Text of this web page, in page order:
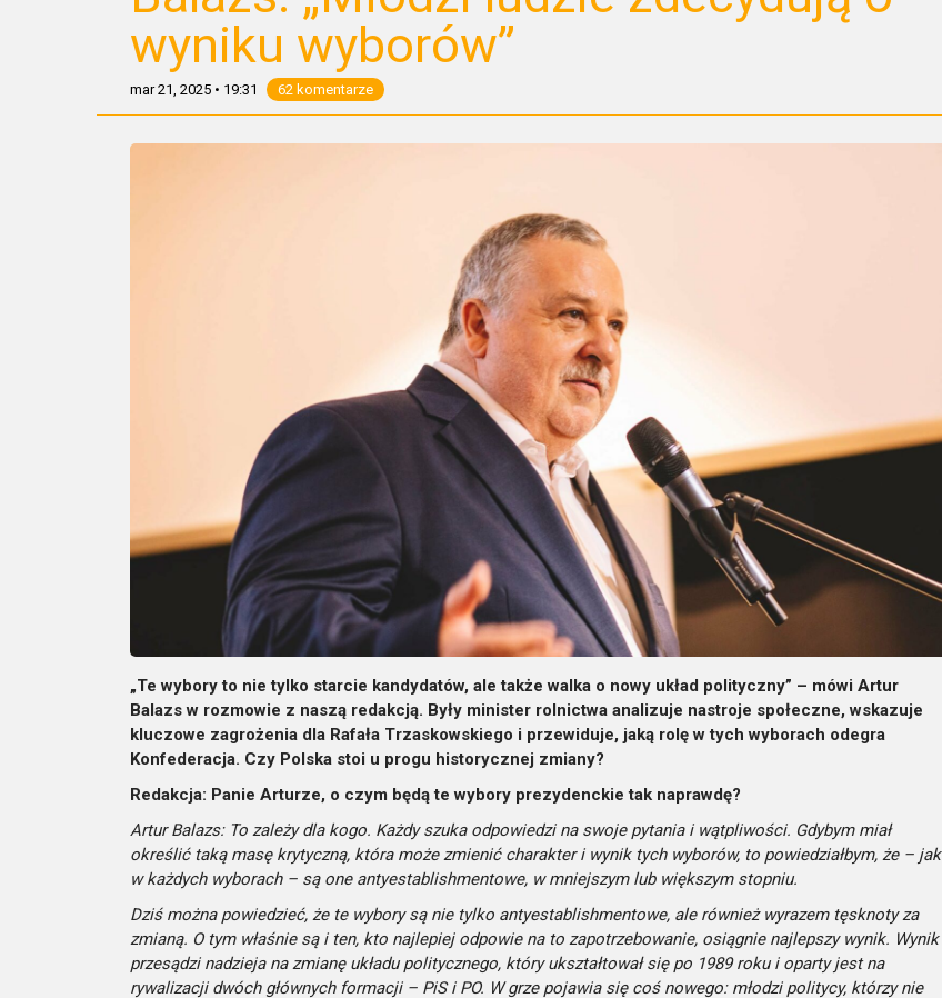
wyniku wyborów”
mar 21, 2025 • 19:31 62 komentarze
„Te wybory to nie tylko starcie kandydatów, ale także walka o nowy układ polityczny” – mówi Artur
Balazs w rozmowie z naszą redakcją. Były minister rolnictwa analizuje nastroje społeczne, wskazuje
kluczowe zagrożenia dla Rafała Trzaskowskiego i przewiduje, jaką rolę w tych wyborach odegra
Konfederacja. Czy Polska stoi u progu historycznej zmiany?
Redakcja: Panie Arturze, o czym będą te wybory prezydenckie tak naprawdę?
Artur Balazs: To zależy dla kogo. Każdy szuka odpowiedzi na swoje pytania i wątpliwości. Gdybym miał
określić taką masę krytyczną, która może zmienić charakter i wynik tych wyborów, to powiedziałbym, że – jak
w każdych wyborach – są one antyestablishmentowe, w mniejszym lub większym stopniu.
Dziś można powiedzieć, że te wybory są nie tylko antyestablishmentowe, ale również wyrazem tęsknoty za
zmianą. O tym właśnie są i ten, kto najlepiej odpowie na to zapotrzebowanie, osiągnie najlepszy wynik. Wynik
przesądzi nadzieja na zmianę układu politycznego, który ukształtował się po 1989 roku i oparty jest na
rywalizacji dwóch głównych formacji – PiS i PO. W grze pojawia się coś nowego: młodzi politycy, którzy nie